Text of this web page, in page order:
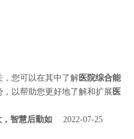
，您可以在其中了解医院综合能
以帮助您更好地了解和扩展 医
智慧后勤如
2022-07-25